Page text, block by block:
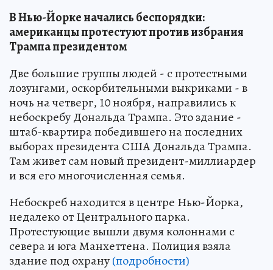
В Нью-Йорке начались беспорядки:
американцы протестуют против избрания
Трампа президентом
Две большие группы людей - с протестными
лозунгами, оскорбительными выкриками - в
ночь на четверг, 10 ноября, направились к
небоскребу Дональда Трампа. Это здание -
штаб-квартира победившего на последних
выборах президента США Дональда Трампа.
Там живет сам новый президент-миллиардер
и вся его многочисленная семья.
Небоскреб находится в центре Нью-Йорка,
недалеко от Центрального парка.
Протестующие вышли двумя колоннами с
севера и юга Манхеттена. Полиция взяла
здание под охрану(подробности)